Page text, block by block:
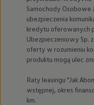
Samochody Osobowe
ubezpieczenia
kredytu oferowanych
Ubezpieczeniowy Sp.
oferty w rozumieniu
produktu mogą ulec
Raty leasingu "Jak
wstępnej, okres
km.